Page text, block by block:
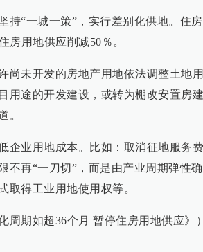
持“一城一策”，实行差别化供地。住
房用地供应削减50％。
尚未开发的房地产用地依法调整土地
用途的开发建设，或转为棚改安置房
。
企业用地成本。比如：取消征地服务
不再“一刀切”，而是由产业周期弹性
取得工业用地使用权等。
周期如超36个月 暂停住房用地供应》）